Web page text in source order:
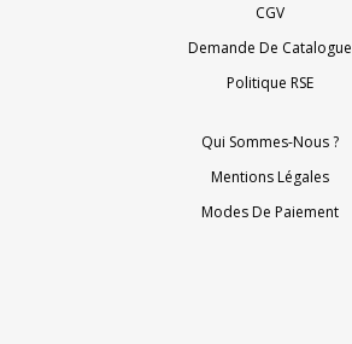
CGV
Demande De Catalogue
Politique RSE
Qui Sommes-Nous ?
Mentions Légales
Modes De Paiement